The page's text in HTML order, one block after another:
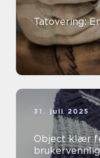
Tatovering:
31. juli 2025
Object klær feminine plagg med